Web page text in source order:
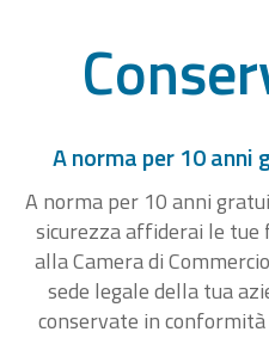
A norma per 10
A norma per 10 anni
sicurezza affiderai le
alla Camera di
sede legale della tua
conservate in